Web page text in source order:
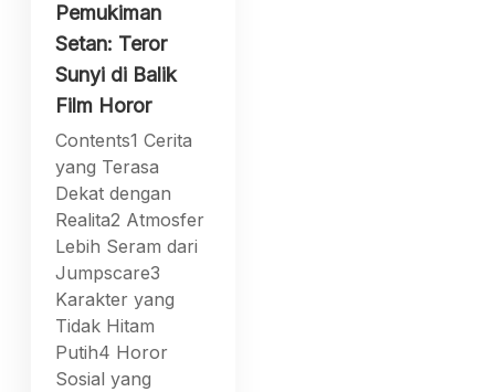
Pemukiman
Setan: Teror
Sunyi di Balik
Film Horor
Contents1 Cerita
yang Terasa
Dekat dengan
Realita2 Atmosfer
Lebih Seram dari
Jumpscare3
Karakter yang
Tidak Hitam
Putih4 Horor
Sosial yang